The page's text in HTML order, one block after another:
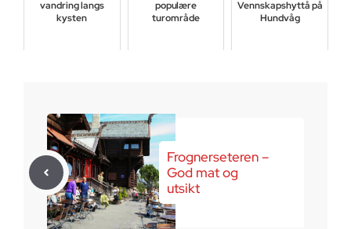
vandring langs
kysten
populære
turområde
Vennskapshyttå på
Hundvåg
Frognerseteren –
God mat og
utsikt